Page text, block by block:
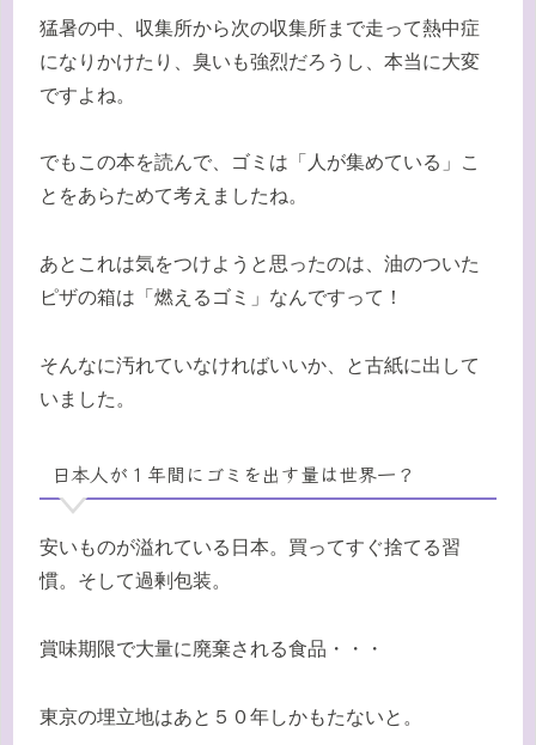
猛暑の中、収集所から次の収集所まで走って熱中症
になりかけたり、臭いも強烈だろうし、本当に大変
ですよね。
でもこの本を読んで、ゴミは「人が集めている」こ
とをあらためて考えましたね。
あとこれは気をつけようと思ったのは、油のついた
ピザの箱は「燃えるゴミ」なんですって！
そんなに汚れていなければいいか、と古紙に出して
いました。
日本人が１年間にゴミを出す量は世界一？
安いものが溢れている日本。買ってすぐ捨てる習
慣。そして過剰包装。
賞味期限で大量に廃棄される食品・・・
東京の埋立地はあと５０年しかもたないと。